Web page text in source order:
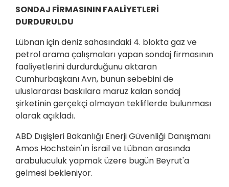
SONDAJ FİRMASININ FAALİYETLERİ
DURDURULDU
Lübnan için deniz sahasındaki 4. blokta gaz ve
petrol arama çalışmaları yapan sondaj firmasının
faaliyetlerini durdurduğunu aktaran
Cumhurbaşkanı Avn, bunun sebebini de
uluslararası baskılara maruz kalan sondaj
şirketinin gerçekçi olmayan tekliflerde bulunması
olarak açıkladı.
ABD Dışişleri Bakanlığı Enerji Güvenliği Danışmanı
Amos Hochstein'ın İsrail ve Lübnan arasında
arabuluculuk yapmak üzere bugün Beyrut'a
gelmesi bekleniyor.